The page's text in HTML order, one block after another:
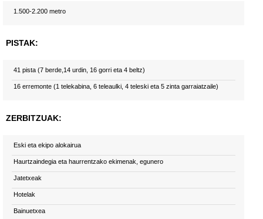
1.500-2.200 metro
PISTAK:
41 pista (7 berde,14 urdin, 16 gorri eta 4 beltz)
16 erremonte (1 telekabina, 6 teleaulki, 4 teleski eta 5 zinta garraiatzaile)
ZERBITZUAK:
Eski eta ekipo alokairua
Haurtzaindegia eta haurrentzako ekimenak, egunero
Jatetxeak
Hotelak
Bainuetxea